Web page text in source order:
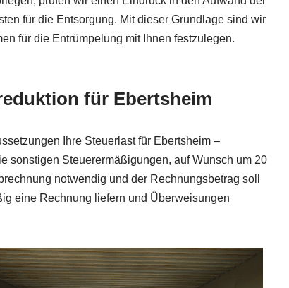
für die Entsorgung. Mit dieser Grundlage sind wir
für die Entrümpelung mit Ihnen festzulegen.
für Ebertsheim
Ihre Steuerlast für Ebertsheim –
sonstigen Steuerermäßigungen, auf Wunsch um 20
notwendig und der Rechnungsbetrag soll
eine Rechnung liefern und Überweisungen